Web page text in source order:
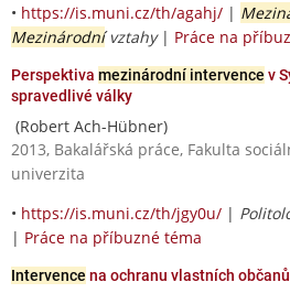
• https://is.muni.cz/th/agahj/ |
Mezinárodnívztahy| Práce na
Perspektiva mezinárodní intervence v
spravedlivé války
(Robert Ach-Hübner)
2013, Bakalářská práce, Fakulta
univerzita
• https://is.muni.cz/th/jgy0u/ |
| Práce na příbuzné téma
Intervence na ochranu vlastních občanů